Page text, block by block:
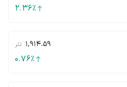
٪2.36
1,914.59 تتر
٪0.76